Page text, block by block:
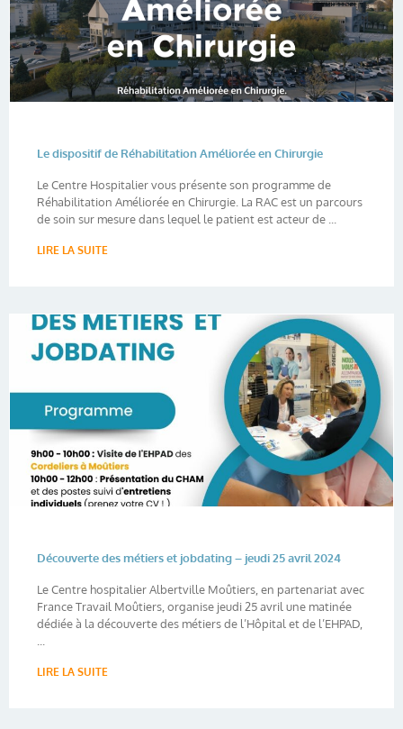
Le dispositif de Réhabilitation Améliorée en Chirurgie
Le Centre Hospitalier vous présente son programme de
Réhabilitation Améliorée en Chirurgie. La RAC est un parcours
de soin sur mesure dans lequel le patient est acteur de ...
LIRE LA SUITE
Découverte des métiers et jobdating – jeudi 25 avril 2024
Le Centre hospitalier Albertville Moûtiers, en partenariat avec
France Travail Moûtiers, organise jeudi 25 avril une matinée
dédiée à la découverte des métiers de l’Hôpital et de l’EHPAD,
LIRE LA SUITE